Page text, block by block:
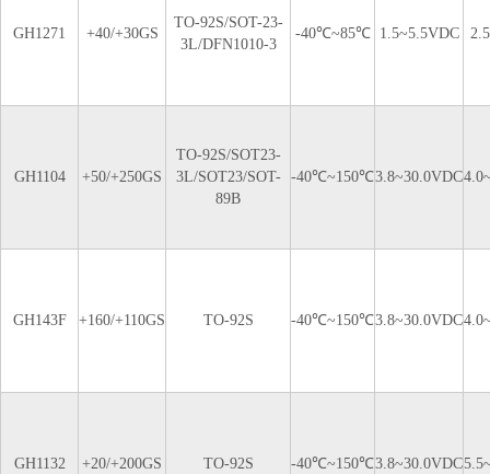
GH1271 +40/+30GS
TO-92S/SOT-23-
3L/DFN1010-3
-40℃~85℃ 1.5~5.5VDC
GH1104 +50/+250GS
TO-92S/SOT23-
3L/SOT23/SOT-
89B
-40℃~150℃3.8~30.0VDC
GH143F +160/+110GS TO-92S -40℃~150℃3.8~30.0VDC
GH1132 +20/+200GS TO-92S -40℃~150℃3.8~30.0VDC